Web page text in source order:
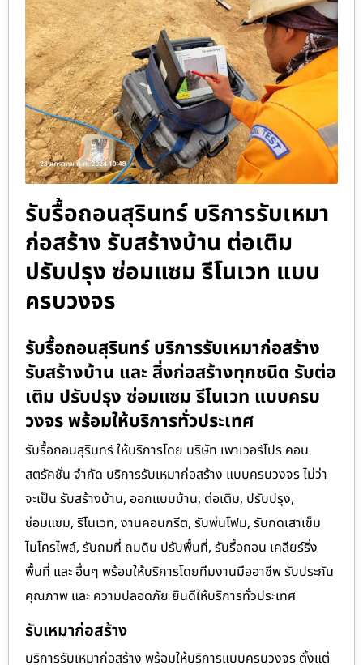
รับรื้อถอนสุรินทร์ บริการรับเหมา
ก่อสร้าง รับสร้างบ้าน ต่อเติม
ปรับปรุง ซ่อมแซม รีโนเวท แบบ
ครบวงจร
รับรื้อถอนสุรินทร์ บริการรับเหมาก่อสร้าง
รับสร้างบ้าน และ สิ่งก่อสร้างทุกชนิด รับต่อ
เติม ปรับปรุง ซ่อมแซม รีโนเวท แบบครบ
วงจร พร้อมให้บริการทั่วประเทศ
รับรื้อถอนสุรินทร์ ให้บริการโดย บริษัท เพาเวอร์โปร คอน
สตรัคชั่น จำกัด บริการรับเหมาก่อสร้าง แบบครบวงจร ไม่ว่า
จะเป็น รับสร้างบ้าน, ออกแบบบ้าน, ต่อเติม, ปรับปรุง,
ซ่อมแซม, รีโนเวท, งานคอนกรีต, รับพ่นโฟม, รับกดเสาเข็ม
ไมโครไพล์, รับถมที่ ถมดิน ปรับพื้นที่, รับรื้อถอน เคลียร์ริ่ง
พื้นที่ และ อื่นๆ พร้อมให้บริการโดยทีมงานมืออาชีพ รับประกัน
คุณภาพ และ ความปลอดภัย ยินดีให้บริการทั่วประเทศ
รับเหมาก่อสร้าง
บริการรับเหมาก่อสร้าง พร้อมให้บริการแบบครบวงจร ตั้งแต่